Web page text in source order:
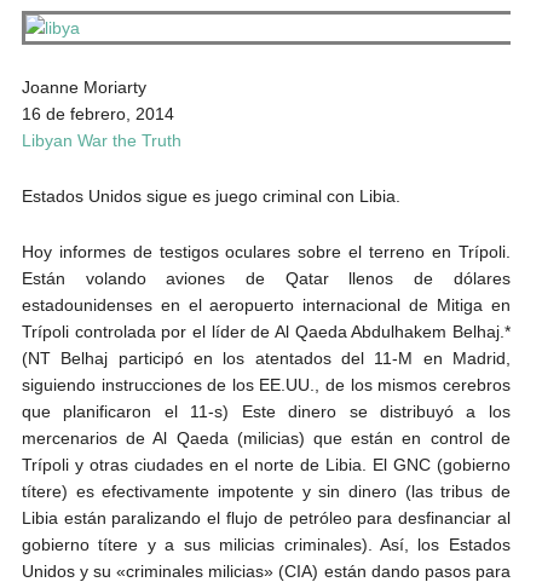
Joanne Moriarty
16 de febrero, 2014
Libyan War the Truth
Estados Unidos sigue es juego criminal con Libia.
Hoy informes de testigos oculares sobre el terreno en Trípoli.
Están volando aviones de Qatar llenos de dólares
estadounidenses en el aeropuerto internacional de Mitiga en
Trípoli controlada por el líder de Al Qaeda Abdulhakem Belhaj.*
(NT Belhaj participó en los atentados del 11-M en Madrid,
siguiendo instrucciones de los EE.UU., de los mismos cerebros
que planificaron el 11-s) Este dinero se distribuyó a los
mercenarios de Al Qaeda (milicias) que están en control de
Trípoli y otras ciudades en el norte de Libia. El GNC (gobierno
títere) es efectivamente impotente y sin dinero (las tribus de
Libia están paralizando el flujo de petróleo para desfinanciar al
gobierno títere y a sus milicias criminales). Así, los Estados
Unidos y su «criminales milicias» (CIA) están dando pasos para